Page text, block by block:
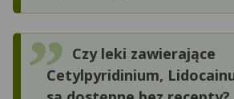
Czy leki zawierające
Cetylpyridinium,